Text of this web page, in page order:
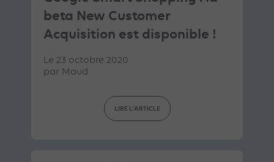
beta New Customer
Acquisition est disponible !
Le 23 octobre 2020
par Maud
LIRE L'ARTICLE